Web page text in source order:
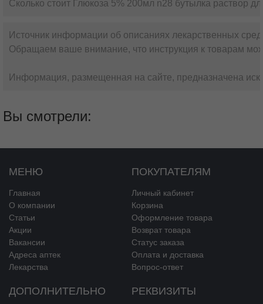
Сколько стоит Глюкоза 5% 200мл n28 бутылка раствор
Источник информации об описаниях лекарственных
Обращаем ваше внимание, что инструкция к товарам
Информация, размещенная на сайте, предназначена
Вы смотрели:
МЕНЮ
Главная
О компании
Статьи
Акции
Вакансии
Адреса аптек
Лекарства
ПОКУПАТЕЛЯМ
Личный кабинет
Корзина
Оформление товара
Возврат товара
Статус заказа
Оплата и доставка
Вопрос-ответ
ДОПОЛНИТЕЛЬНО РЕКВИЗИТЫ